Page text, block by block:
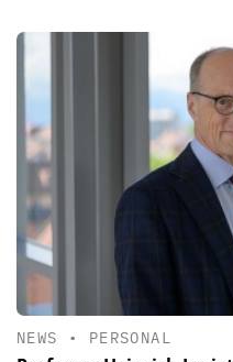
NEWS • PERSONAL